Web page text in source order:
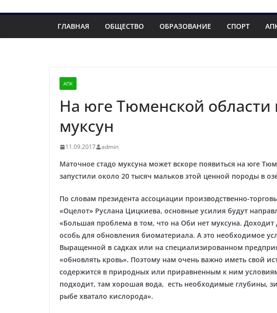
ГЛАВНАЯ ОБЩЕСТВО ОБРАЗОВАНИЕ СПОРТ
АПК
На юге Тюменской области
муксун
11.09.2017 admin
Маточное стадо муксуна может вскоре появиться на юге
запустили около 20 тысяч мальков этой ценной породы в
По словам президента ассоциации производственно-
«Оцелот» Руслана Цицкиева, основные усилия будут
«Большая проблема в том, что на Оби нет муксуна. Доходит
особь для обновления биоматериала. А это необходимое
Выращенной в садках или на специализированном
«обновлять кровь». Поэтому нам очень важно иметь свой
содержится в природных или приравненным к ним
подходит, там хорошая вода, есть необходимые глубины,
рыбе хватало кислорода».